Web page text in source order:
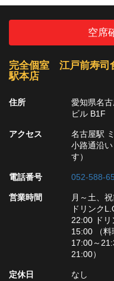
空席
完全個室 江戸前寿
駅本店
住所
愛知県名
ビル B1F
アクセス
名古屋駅
小路通沿
す）
電話番号 052-588-
営業時間
月～土、
ドリンク
22:00 ドリ
15:00 （料
17:00～
21:00）
定休日 なし